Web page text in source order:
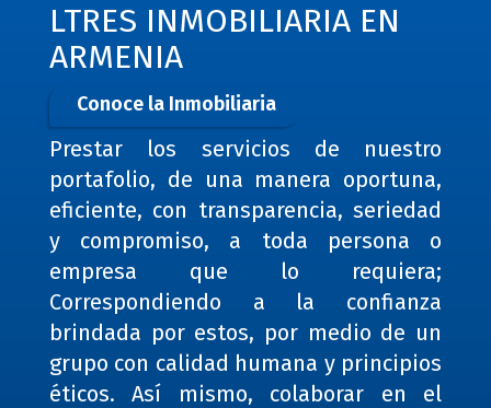
LTRES INMOBILIARIA EN
ARMENIA
Conoce la Inmobiliaria
Prestar los servicios de nuestro
portafolio, de una manera oportuna,
eficiente, con transparencia, seriedad
y compromiso, a toda persona o
empresa que lo requiera;
Correspondiendo a la confianza
brindada por estos, por medio de un
grupo con calidad humana y principios
éticos. Así mismo, colaborar en el